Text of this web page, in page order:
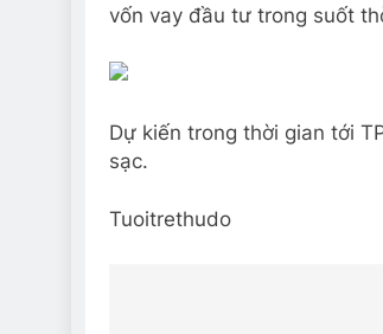
vốn vay đầu tư trong suốt
Dự kiến trong thời gian tới
sạc.
Tuoitrethudo